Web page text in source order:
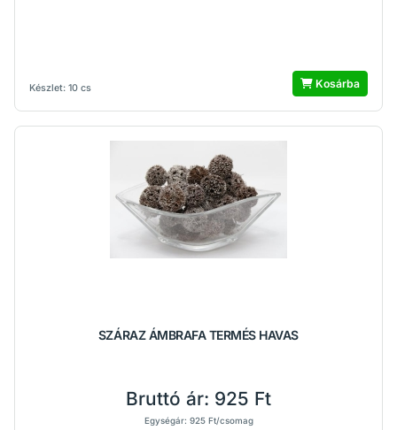
Készlet: 10 cs Kosárba
SZÁRAZ ÁMBRAFA TERMÉS HAVAS
Bruttó ár: 925 Ft
Egységár: 925 Ft/csomag